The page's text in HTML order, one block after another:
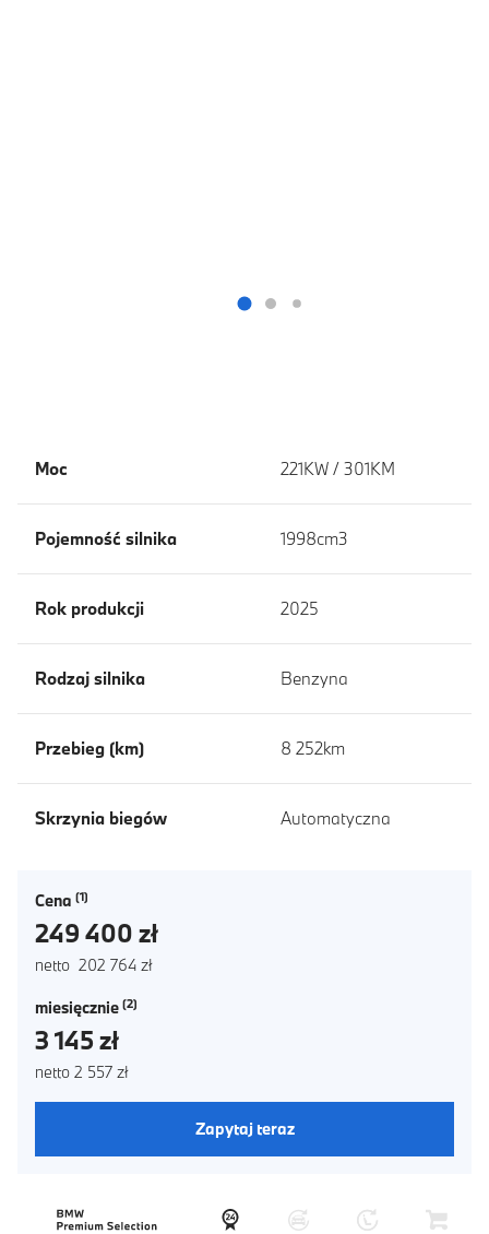
Moc 221KW / 301KM
Pojemność silnika 1998cm3
Rok produkcji 2025
Rodzaj silnika Benzyna
Przebieg (km) 8 252km
Skrzynia biegów Automatyczna
Cena
249 400 zł
netto 202 764 zł
miesięcznie
3 145 zł
netto 2 557 zł
Zapytaj teraz